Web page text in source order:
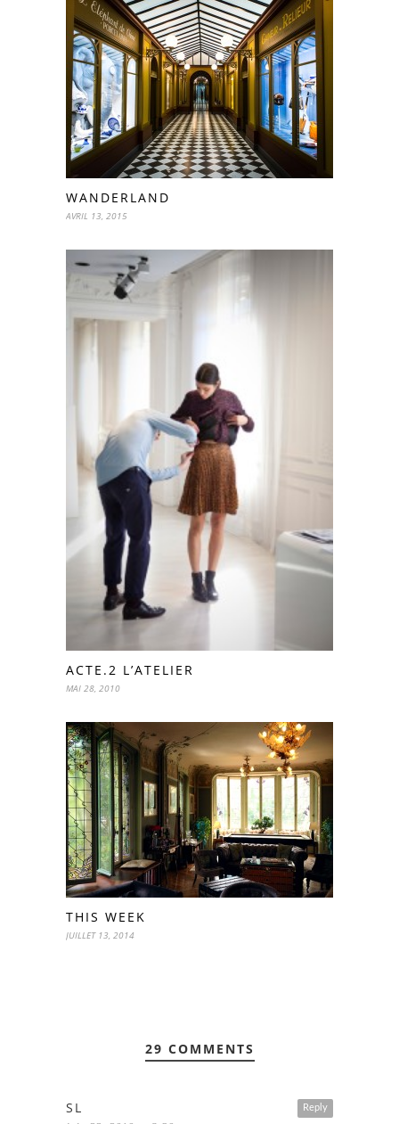
WANDERLAND
AVRIL 13, 2015
ACTE.2 L’ATELIER
MAI 28, 2010
THIS WEEK
JUILLET 13, 2014
29 COMMENTS
Reply
SL